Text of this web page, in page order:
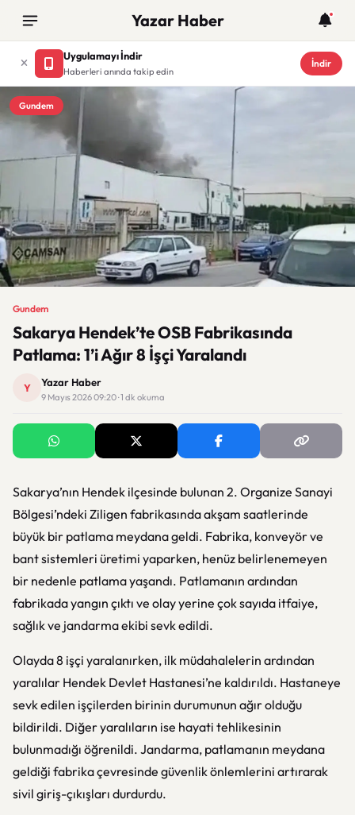
Yazar Haber
Uygulamayı İndir
Haberleri anında takip edin
İndir
Gundem
Gundem
Sakarya Hendek’te OSB Fabrikasında
Patlama: 1’i Ağır 8 İşçi Yaralandı
Y Yazar Haber
9 Mayıs 2026 09:20 · 1 dk okuma
Sakarya’nın Hendek ilçesinde bulunan 2. Organize Sanayi
Bölgesi’ndeki Ziligen fabrikasında akşam saatlerinde
büyük bir patlama meydana geldi. Fabrika, konveyör ve
bant sistemleri üretimi yaparken, henüz belirlenemeyen
bir nedenle patlama yaşandı. Patlamanın ardından
fabrikada yangın çıktı ve olay yerine çok sayıda itfaiye,
sağlık ve jandarma ekibi sevk edildi.
Olayda 8 işçi yaralanırken, ilk müdahalelerin ardından
yaralılar Hendek Devlet Hastanesi’ne kaldırıldı. Hastaneye
sevk edilen işçilerden birinin durumunun ağır olduğu
bildirildi. Diğer yaralıların ise hayati tehlikesinin
bulunmadığı öğrenildi. Jandarma, patlamanın meydana
geldiği fabrika çevresinde güvenlik önlemlerini artırarak
sivil giriş-çıkışları durdurdu.